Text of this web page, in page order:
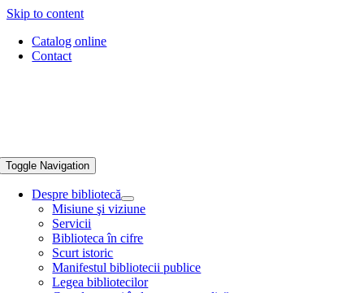
Skip to content
Catalog online
Contact
Toggle Navigation
Despre bibliotecă
Misiune şi viziune
Servicii
Biblioteca în cifre
Scurt istoric
Manifestul bibliotecii publice
Legea bibliotecilor